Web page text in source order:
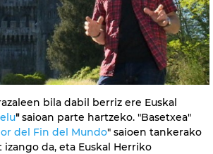
bila dabil berriz ere Euskal
"saioan parte hartzeko. "Basetxea"
del Fin del Mundo" saioen tankerako
da, eta Euskal Herriko